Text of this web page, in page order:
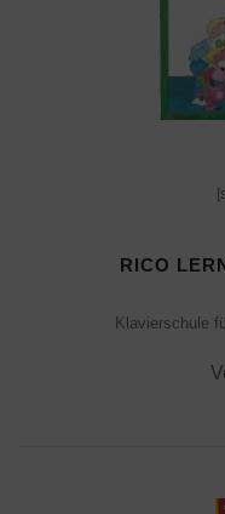
RICO
Klavierschule